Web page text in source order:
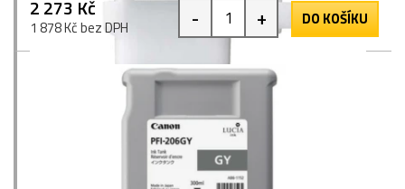
2 273 Kč
1 878 Kč bez DPH - + DO KOŠÍKU